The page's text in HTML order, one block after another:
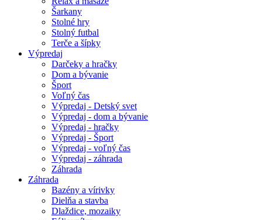
Šarkany
Stolné hry
Stolný futbal
Terče a šípky
Výpredaj
Darčeky a hračky
Dom a bývanie
Šport
Voľný čas
Výpredaj - Detský svet
Výpredaj - dom a bývanie
Výpredaj - hračky
Výpredaj - Šport
Výpredaj - voľný čas
Výpredaj - záhrada
Záhrada
Záhrada
Bazény a vírivky
Dielňa a stavba
Dlaždice, mozaiky